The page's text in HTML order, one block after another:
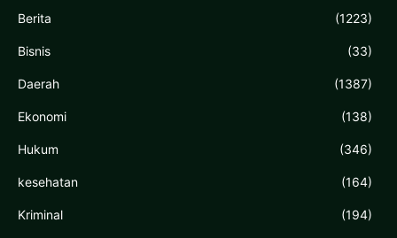
Berita (1223)
Bisnis (33)
Daerah (1387)
Ekonomi (138)
Hukum (346)
kesehatan (164)
Kriminal (194)